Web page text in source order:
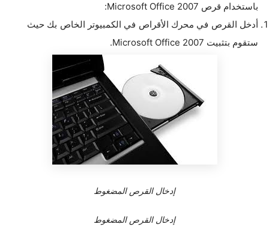
باستخدام قرص Microsoft Office 2007:
أدخل القرص في محرك الأقراص في الكمبيوتر الخاص بك حيث
ستقوم بتثبيت Microsoft Office 2007.
إدخال القرص المضغوط
إدخال القرص المضغوط